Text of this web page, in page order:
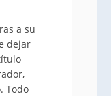
a su
dejar
Todo